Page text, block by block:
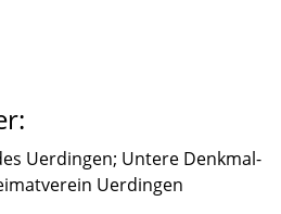
Uerdin­gen; Untere Denkmal­
Uerdin­gen